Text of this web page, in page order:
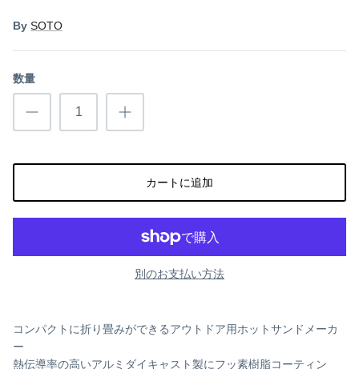
ライト
その他
フード
By SOTO
数量
カートに追加
別のお支払い方法
コンパクトに折り畳みができるアウトドア用ホットサンドメーカ
ー
熱伝導率の高いアルミダイキャスト製にフッ素樹脂コーティン